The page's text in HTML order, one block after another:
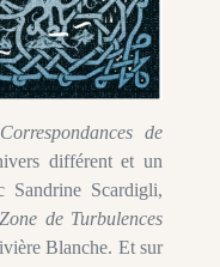
de
différent et un
Sandrine Scardigli,
Zone de Turbulences
Blanche. Et sur